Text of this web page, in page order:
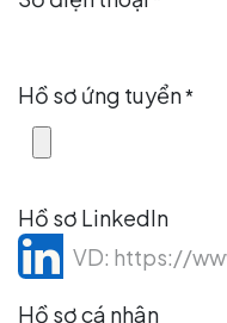
Hồ sơ ứng tuyển*
Hồ sơ LinkedIn
Hồ sơ cá nhân